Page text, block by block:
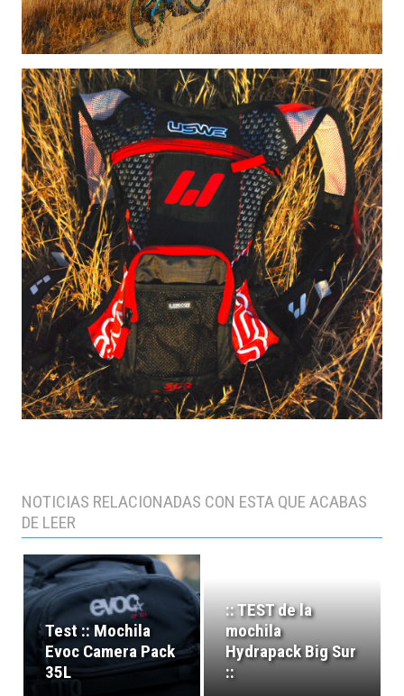
NOTICIAS RELACIONADAS CON ESTA QUE ACABAS
DE LEER
Test :: Mochila
Evoc Camera Pack
35L
:: TEST de la
mochila
Hydrapack Big Sur
::